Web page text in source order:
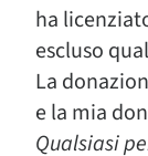
ha
escluso
La
e la mia
Qualsiasi